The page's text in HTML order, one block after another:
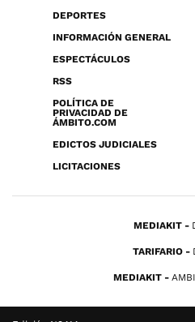
DEPORTES
INFORMACIÓN GENERAL
ESPECTÁCULOS
RSS
POLÍTICA DE
PRIVACIDAD DE
ÁMBITO.COM
EDICTOS JUDICIALES
LICITACIONES
MEDIAKIT
TARIFARIO
MEDIAKIT